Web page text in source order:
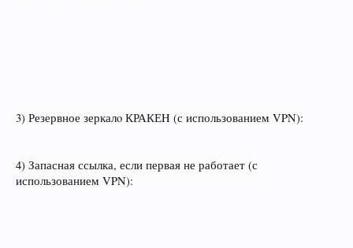
3) Резервное зеркалo КРАКЕH (с использованием VPN):
4) Запасная ссылка, если первая не работает (с
использованием VPN):